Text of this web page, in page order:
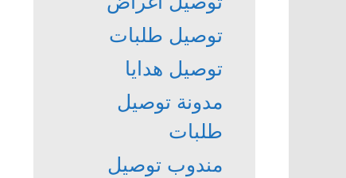
توصيل طلبات
توصيل هدايا
مدونة توصيل
طلبات
مندوب توصيل